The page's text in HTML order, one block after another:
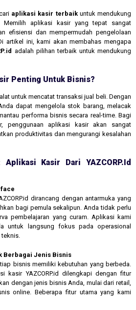
aplikasi kasir terbaikuntuk mendukung
Memilih aplikasi kasir yang tepat sangat
efisiensi dan mempermudah pengelolaan
artikel ini, kami akan membahas mengapa
adalah pilihan terbaik untuk mendukung
Penting Untuk Bisnis?
untuk mencatat transaksi jual beli. Dengan
dapat mengelola stok barang, melacak
performa bisnis secara real-time. Bagi
penggunaan aplikasi kasir akan sangat
produktivitas dan mengurangi kesalahan
Kasir Dari YAZCORP.id
dirancang dengan antarmuka yang
bagi pemula sekalipun. Anda tidak perlu
pembelajaran yang curam. Aplikasi kami
untuk langsung fokus pada operasional
teknis.
Berbagai Jenis Bisnis
bisnis memiliki kebutuhan yang berbeda.
kasir YAZCORP.id dilengkapi dengan fitur
dengan jenis bisnis Anda, mulai dari retail,
online. Beberapa fitur utama yang kami